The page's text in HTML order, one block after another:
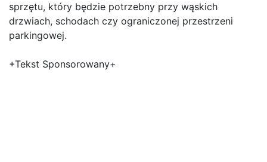
sprzętu, który będzie potrzebny przy wąskich
drzwiach, schodach czy ograniczonej przestrzeni
parkingowej.
+Tekst Sponsorowany+